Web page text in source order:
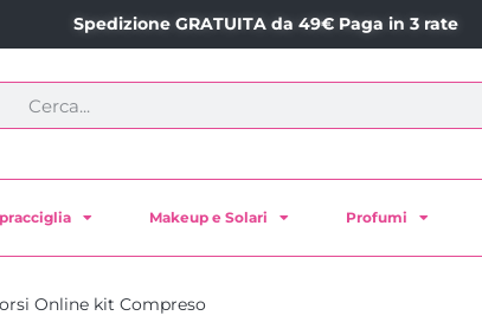
Spedizione GRATUITA da 49€ Paga in 3 rate
Makeup e Solari Profumi
Online kit Compreso